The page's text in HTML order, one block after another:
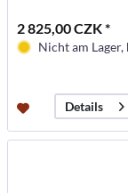
2 825,00 CZK *
Nicht am
Details